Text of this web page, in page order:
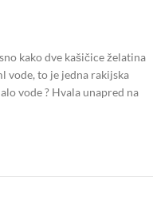
kako dve kašičice želatina
vode, to je jedna rakijska
vode ? Hvala unapred na